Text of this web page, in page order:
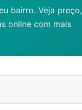
bairro. Veja preço,
online com mais